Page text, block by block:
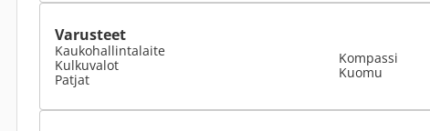
Varusteet
Kaukohallintalaite
Kulkuvalot
Patjat
Kompassi
Kuomu